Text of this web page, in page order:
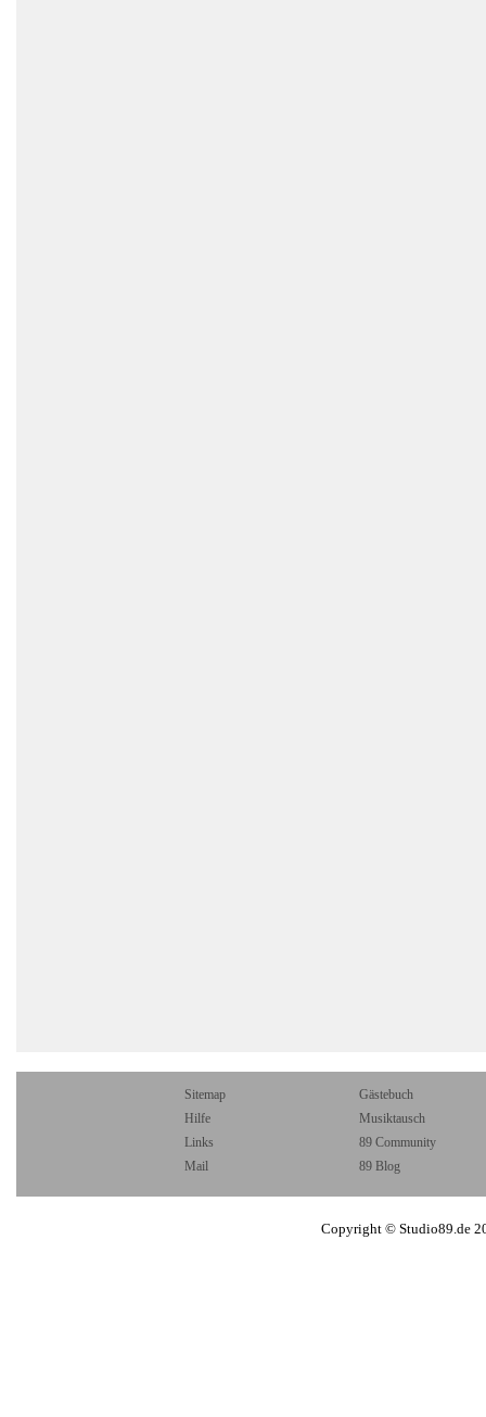
Sitemap
Gästebuch
Hilfe
Musiktausch
Links
89 Community
Mail
89 Blog
Copyright © Studio89.de